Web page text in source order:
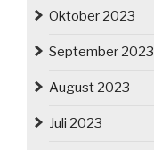
Oktober 2023
September 2023
August 2023
Juli 2023